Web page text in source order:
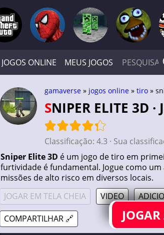
JOGOS ONLINE MEUS JOGOS
gamaverse » jogos online » tiro »
SNIPER ELITE 3D
Classificação: 4.3 · Sua
Sniper Elite 3D é um jogo de tiro em
furtividade é fundamental. Jogue como
missões de alto risco em diversos locais.
JOGAR EM TELA CHEIA
VIDEO
COMPARTILHAR 🔗